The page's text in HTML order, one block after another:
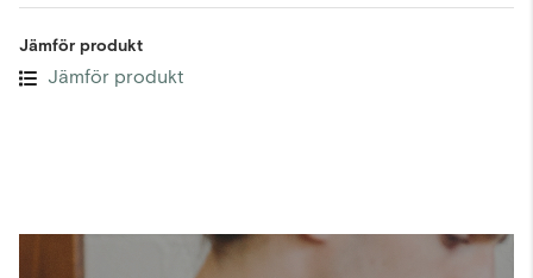
Jämför produkt
Jämför produkt